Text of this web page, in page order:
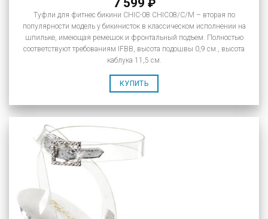
₽
Туфли для фитнес бикини CHIC-08 CHIC08/C/M – вторая по
популярности модель у бикинисток в классическом исполнении на
шпильке, имеющая ремешок и фронтальный подъем. Полностью
соответствуют требованиям IFBB, высота подошвы 0,9 см., высота
каблука 11,5 см.
КУПИТЬ